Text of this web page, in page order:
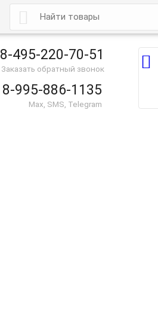

8-495-220-70-51
Заказать обратный звонок
8-995-886-1135
Max, SMS, Telegram
